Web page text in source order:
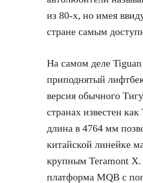
из 80-х, но имея
стране самым
На самом деле
приподнятый
версия обычного
странах известен
длина в 4764 мм
китайской линейке
крупным Teramont X.
платформа MQB с